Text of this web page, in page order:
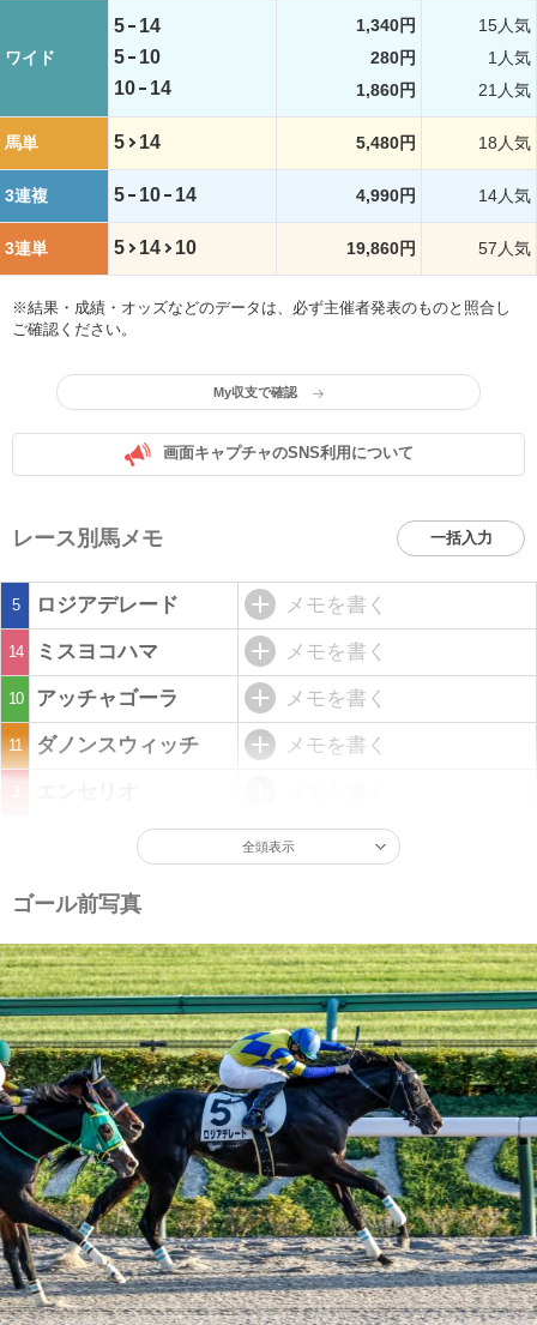
ワイド
5
14
5
10
10
14
1,340円
280円
1,860円
15人気
1人気
21人気
馬単 5 14 5,480円 18人気
3連複 5 10 14 4,990円 14人気
3連単 5 14 10 19,860円 57人気
※結果・成績・オッズなどのデータは、必ず主催者発表のものと照合し
ご確認ください。
My収支で確認
画面キャプチャのSNS利用について
レース別馬メモ 一括入力
5 ロジアデレード メモを書く
14 ミスヨコハマ メモを書く
10 アッチャゴーラ メモを書く
11 ダノンスウィッチ メモを書く
全頭表示
ゴール前写真